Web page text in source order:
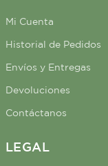
Mi Cuenta
Historial de Pedidos
Envíos y Entregas
Devoluciones
Contáctanos
LEGAL